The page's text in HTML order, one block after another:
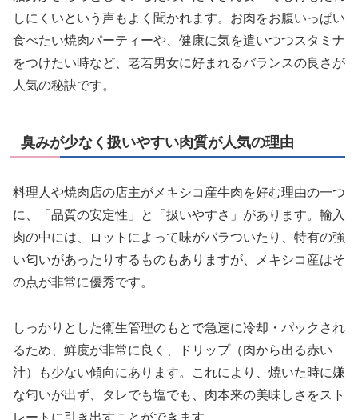
しにくいという声もよく聞かれます。お肉をお腹いっぱい
食べたい焼肉パーティーや、健康に気を遣いつつスタミナ
をつけたい時など、老若男女に好まれるバランスの良さが
人気の秘訣です。
臭みが少なく扱いやすい肉質が人気の理由
料理人や焼肉店の店主がメキシコ産牛肉を好む理由の一つ
に、「品質の安定性」と「扱いやすさ」があります。輸入
肉の中には、ロットによって味がバラついたり、特有の強
い匂いがあったりするものもありますが、メキシコ産はそ
の点が非常に優秀です。
しっかりとした衛生管理のもとで急速に冷却・パックされ
るため、鮮度が非常に良く、ドリップ（肉から出る赤い
汁）も少ない傾向にあります。これにより、焼いた時に嫌
な匂いが出ず、タレでも塩でも、肉本来の美味しさをスト
レートに引き出すことができます。